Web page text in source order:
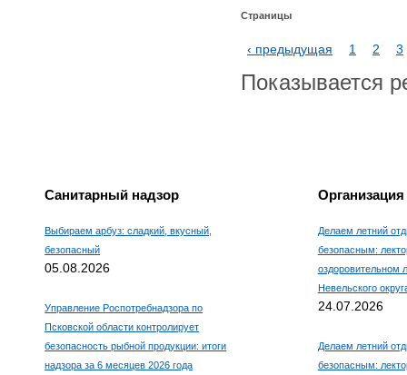
Страницы
‹ предыдущая 1 2 3
Показывается
Санитарный надзор
Выбираем арбуз: сладкий, вкусный,
безопасный
05.08.2026
Управление Роспотребнадзора по
Псковской области контролирует
безопасность рыбной продукции: итоги
надзора за 6 месяцев 2026 года
Делаем летний
безопасным:
оздоровительном
Невельского
24.07.2026
Делаем летний
безопасным: